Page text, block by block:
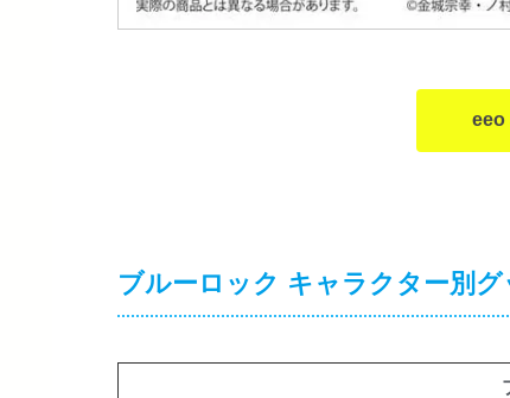
eeo
ブルーロック キャラクター別グ